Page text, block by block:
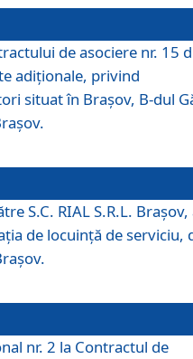
de asociere nr. 15
adiționale, privind
situat în Brașov, B-dul
S.C. RIAL S.R.L. Brașov,
de locuință de serviciu,
nr. 2 la Contractul de